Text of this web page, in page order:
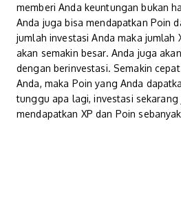
memberi Anda keuntungan bukan
Anda juga bisa mendapatkan Poin
jumlah investasi Anda maka jumlah
akan semakin besar. Anda juga
dengan berinvestasi. Semakin
Anda, maka Poin yang Anda
tunggu apa lagi, investasi sekarang
mendapatkan XP dan Poin